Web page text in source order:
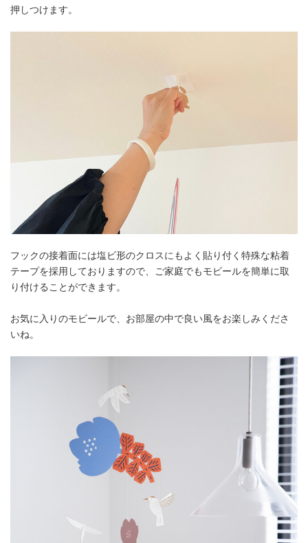
押しつけます。
フックの接着面には塩ビ形のクロスにもよく貼り付く特殊な粘着
テープを採用しておりますので、ご家庭でもモビールを簡単に取
り付けることができます。
お気に入りのモビールで、お部屋の中で良い風をお楽しみくださ
いね。